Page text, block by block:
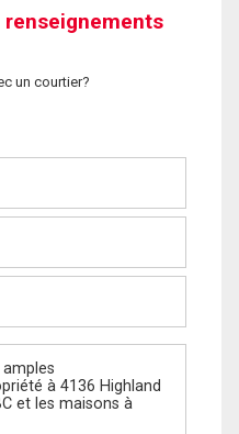
renseignements
un courtier?